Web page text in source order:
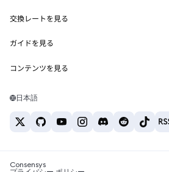
MetaMask Connect
Snaps
Web3サービス
セキュリティ
サポート
キャリア
お問い合わせ
イーサリアムの価格
Solanaの価格
Tetherの価格
交換レートを見る
ETH→USD
USDT→INR
BTC→INR
ETH→USDT
ガイドを見る
ETHの購入
USDTの購入
SHIBの購入
コンテンツを見る
Solanaウォレット
税制関連ニュース
日本語
Consensys